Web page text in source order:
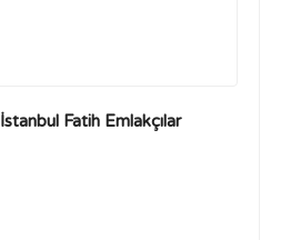
İstanbul Fatih Emlakçılar